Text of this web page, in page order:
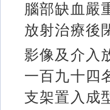
腦部缺血嚴
放射治療後
影像及介入
一百九十四
支架置入成